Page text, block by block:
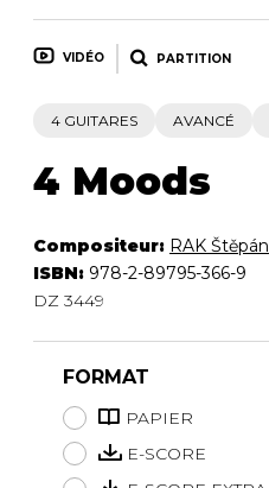
VIDÉO PARTITION
4 GUITARES AVANCÉ
4 Moods
Compositeur: RAK Štěpán
ISBN: 978-2-89795-366-9
DZ 3449
FORMAT
PAPIER
E-SCORE